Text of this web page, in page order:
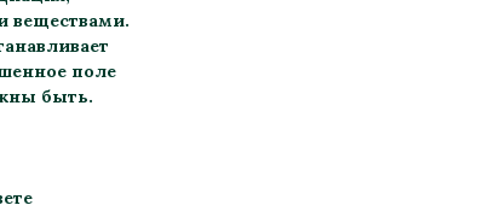
веществами.
поле
быть.